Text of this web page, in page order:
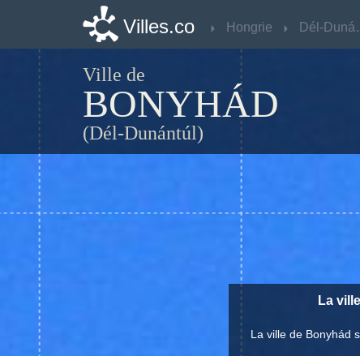
Villes.co Hongrie
Ville de
BONYHÁD
(Dél-Dunántúl)
La
La ville de Bonyhád
Villes.co Hongrie